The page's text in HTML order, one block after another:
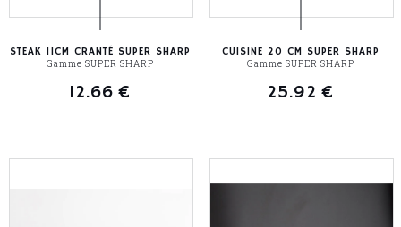
STEAK 11CM CRANTÉ SUPER SHARP
Gamme SUPER SHARP
12.66 €
CUISINE 20 CM SUPER SHARP
Gamme SUPER SHARP
25.92 €